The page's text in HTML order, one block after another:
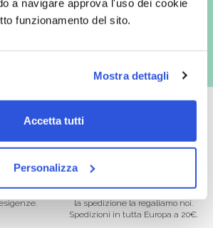
a navigare approva l'uso dei cookie
funzionamento del sito.
Mostra dettagli
Accetta tutti
Personalizza
completo
Con un acquisto minimo di 29.90 €
la spedizione la regaliamo noi.
Spedizioni in tutta Europa a 20€.